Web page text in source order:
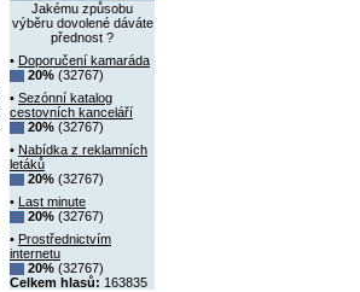
Jakému způsobu
výběru dovolené dáváte
přednost ?
• Doporučení kamaráda
20% (32767)
• Sezónní katalog
cestovních kanceláří
20% (32767)
• Nabídka z reklamních
letáků
20% (32767)
•
Last minute
20% (32767)
• Prostřednictvím
internetu
20% (32767)
Celkem hlasů: 163835